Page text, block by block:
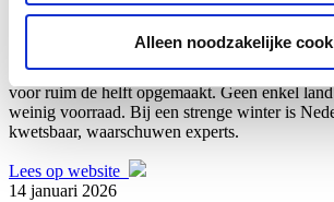
Alleen noodzakelijke
Telegraaf: ‘Gure winterkou trekt kleine Nederlandse
Met de forse kou zondag en komende week
voor ruim de helft opgemaakt. Geen enkel
weinig voorraad. Bij een strenge winter is
kwetsbaar, waarschuwen experts.
Lees op website
14 januari 2026